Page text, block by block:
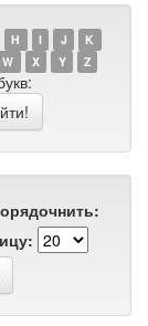
H I J
K
W X Y Z